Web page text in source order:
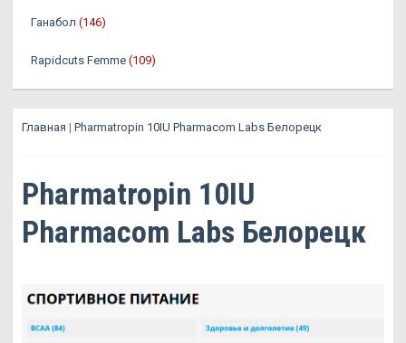
Ганабол (146)
Rapidcuts Femme (109)
Главная | Pharmatropin 10IU Pharmacom Labs Белорецк
Pharmatropin 10IU
Pharmacom Labs Белорецк